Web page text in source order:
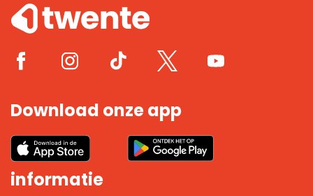
Download onze app
informatie